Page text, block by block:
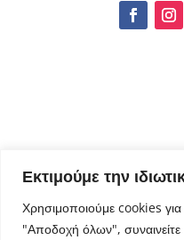
Εκτιμούμε την
Χρησιμοποιούμε cookies
"Αποδοχή όλων",